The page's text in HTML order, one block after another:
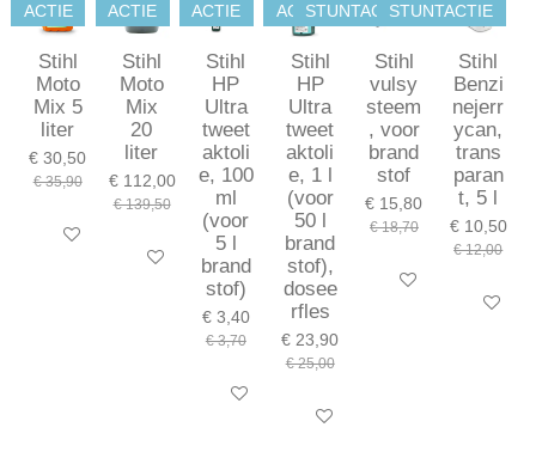
ACTIE
Stihl
Moto
Mix 5
liter
€ 30,50
€ 35,90
In winkelwagen
ACTIE
Stihl
Moto
Mix
20
liter
€ 112,00
€ 139,50
In winkelwagen
ACTIE
Stihl
HP
Ultra
tweet
aktoli
e, 100
ml
(voor
5 l
brand
stof)
€ 3,40
€ 3,70
In winkelwagen
ACTIE
Stihl
HP
Ultra
tweet
aktoli
e, 1 l
(voor
50 l
brand
stof),
dosee
rfles
€ 23,90
€ 25,00
In winkelwagen
STUNTACTIE
Stihl
vulsy
steem
, voor
brand
stof
€ 15,80
€ 18,70
In winkelwagen
STUNTACTIE
Stihl
Benzi
nejerr
ycan,
trans
paran
t, 5 l
€ 10,50
€ 12,00
In